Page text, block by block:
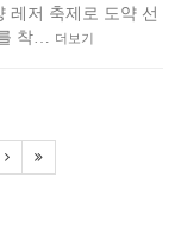
레저 축제로 도약 선
착…
더보기